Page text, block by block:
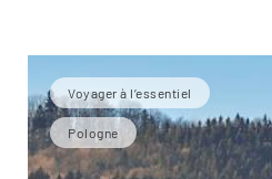
Voyager à l’essentiel
Pologne